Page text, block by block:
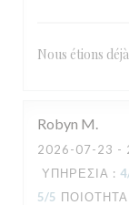
Nous étions
Robyn M
2026-07-23 -
ΥΠΗΡΕΣΊΑ : 4
5/5